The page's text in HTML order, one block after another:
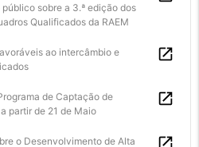
sobre a 3.ª edição dos
Qualificados da RAEM
ao intercâmbio e
de Captação de
partir de 21 de Maio
o Desenvolvimento de Alta